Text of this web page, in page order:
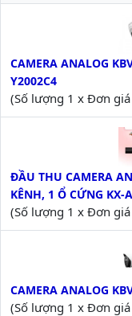
CAMERA ANALOG
Y2002C4
(Số lượng 1 x Đơn
ĐẦU THU CAMERA
KÊNH, 1 Ổ CỨNG KX-
(Số lượng 1 x Đơn
CAMERA ANALOG
(Số lượng 1 x Đơn